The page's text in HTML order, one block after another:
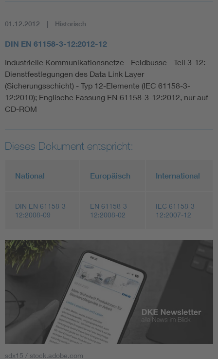
01.12.2012 Historisch
DIN EN 61158-3-12:2012-12
Industrielle Kommunikationsnetze - Feldbusse - Teil 3-12:
Dienstfestlegungen des Data Link Layer
(Sicherungsschicht) - Typ 12-Elemente (IEC 61158-3-
12:2010); Englische Fassung EN 61158-3-12:2012, nur auf
CD-ROM
Dieses Dokument entspricht:
National Europäisch International
DIN EN 61158-3-
12:2008-09
EN 61158-3-
12:2008-02
IEC 61158-3-
12:2007-12
sdx15 / stock.adobe.com